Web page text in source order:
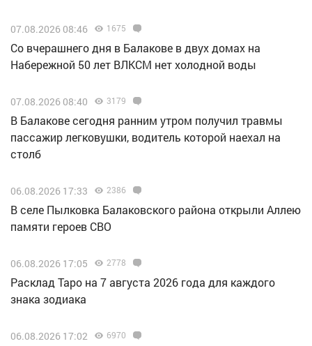
07.08.2026 08:46 1675
Со вчерашнего дня в Балакове в двух домах на
Набережной 50 лет ВЛКСМ нет холодной воды
07.08.2026 08:40 3179
В Балакове сегодня ранним утром получил травмы
пассажир легковушки, водитель которой наехал на
столб
06.08.2026 17:33 2386
В селе Пылковка Балаковского района открыли Аллею
памяти героев СВО
06.08.2026 17:05 2778
Расклад Таро на 7 августа 2026 года для каждого
знака зодиака
06.08.2026 17:02 6970